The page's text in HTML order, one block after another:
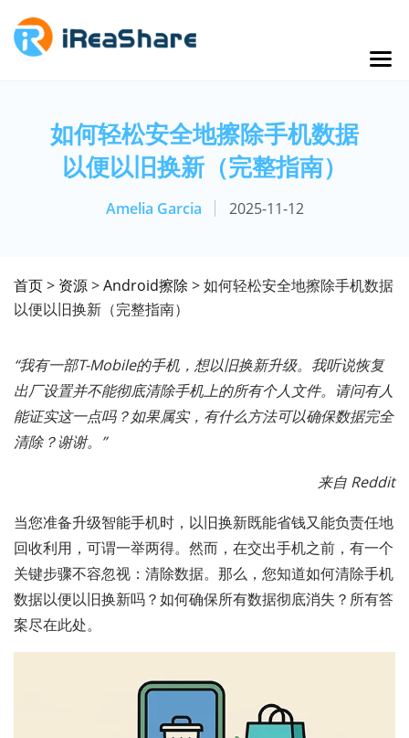
如何轻松安全地擦除手机数据
以便以旧换新（完整指南）
Amelia Garcia 2025-11-12
首页> 资源>Android擦除 > 如何轻松安全地擦除手机数据
以便以旧换新（完整指南）
“我有一部T-Mobile的手机，想以旧换新升级。我听说恢复
出厂设置并不能彻底清除手机上的所有个人文件。请问有人
能证实这一点吗？如果属实，有什么方法可以确保数据完全
清除？谢谢。”
来自 Reddit
当您准备升级智能手机时，以旧换新既能省钱又能负责任地
回收利用，可谓一举两得。然而，在交出手机之前，有一个
关键步骤不容忽视：清除数据。那么，您知道如何清除手机
数据以便以旧换新吗？如何确保所有数据彻底消失？所有答
案尽在此处。